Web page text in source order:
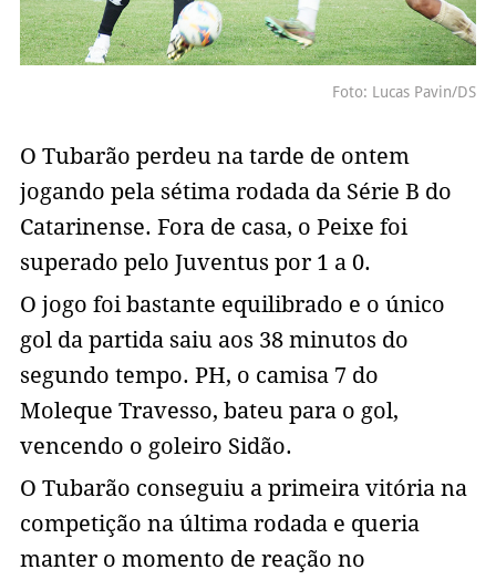
Foto: Lucas Pavin/DS
O Tubarão perdeu na tarde de ontem
jogando pela sétima rodada da Série B do
Catarinense. Fora de casa, o Peixe foi
superado pelo Juventus por 1 a 0.
O jogo foi bastante equilibrado e o único
gol da partida saiu aos 38 minutos do
segundo tempo. PH, o camisa 7 do
Moleque Travesso, bateu para o gol,
vencendo o goleiro Sidão.
O Tubarão conseguiu a primeira vitória na
competição na última rodada e queria
manter o momento de reação no